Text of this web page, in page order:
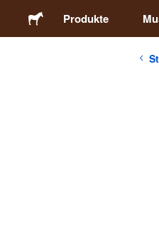
Produkte